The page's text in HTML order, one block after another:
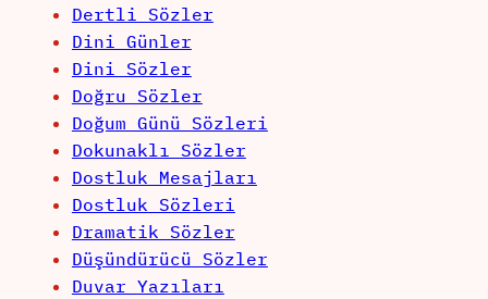
Dertli Sözler
Dini Günler
Dini Sözler
Doğru Sözler
Doğum Günü Sözleri
Dokunaklı Sözler
Dostluk Mesajları
Dostluk Sözleri
Dramatik Sözler
Düşündürücü Sözler
Duvar Yazıları